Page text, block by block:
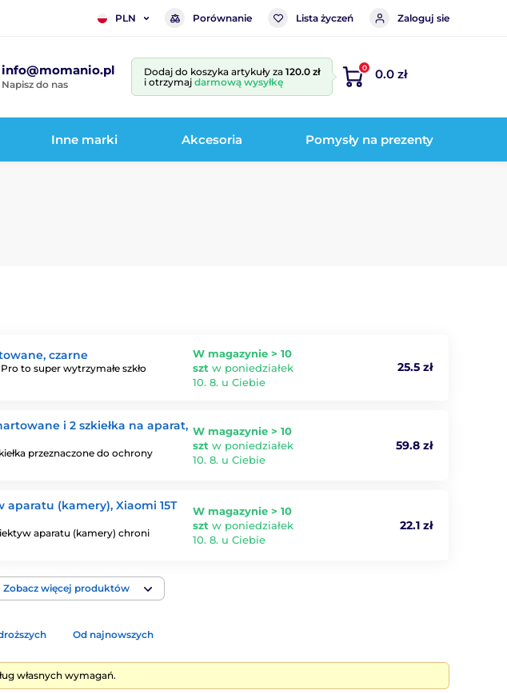
PLN Porównanie Lista życzeń Zaloguj sie
info@momanio.pl
Napisz do nas
Dodaj do koszyka artykuły za 120.0 zł
i otrzymaj darmową wysyłkę
0 0.0 zł
Inne marki Akcesoria Pomysły na prezenty
czarne
to super wytrzymałe szkło
W magazynie > 10
szt w poniedziałek
10. 8. u Ciebie
25.5 zł
i 2 szkiełka na aparat,
przeznaczone do ochrony
W magazynie > 10
szt w poniedziałek
10. 8. u Ciebie
59.8 zł
(kamery), Xiaomi 15T
aparatu (kamery) chroni
W magazynie > 10
szt w poniedziałek
10. 8. u Ciebie
22.1 zł
Zobacz więcej produktów
Od najnowszych
własnych wymagań.